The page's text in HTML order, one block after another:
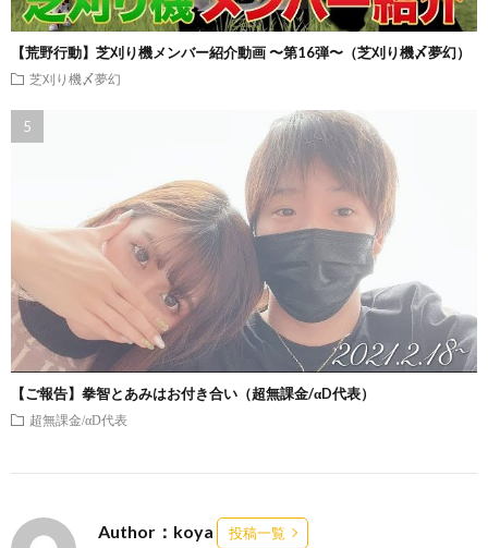
【荒野行動】芝刈り機メンバー紹介動画 〜第16弾〜（芝刈り機〆夢幻）
芝刈り機〆夢幻
【ご報告】拳智とあみはお付き合い（超無課金/αD代表）
超無課金/αD代表
Author：koya 投稿一覧